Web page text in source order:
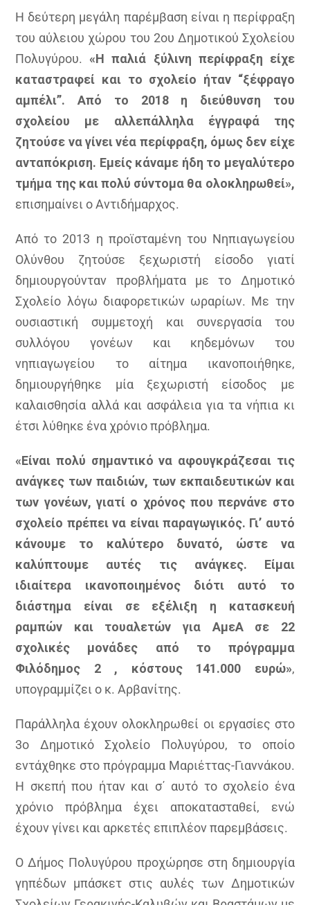
Η δεύτερη μεγάλη παρέμβαση είναι η περίφραξη
του αύλειου χώρου του 2ου Δημοτικού Σχολείου
Πολυγύρου.«Η παλιά ξύλινη περίφραξη είχε
καταστραφεί και το σχολείο ήταν “ξέφραγο
αμπέλι”. Από το 2018 η διεύθυνση του
σχολείου με αλλεπάλληλα έγγραφά της
ζητούσε να γίνει νέα περίφραξη, όμως δεν είχε
ανταπόκριση. Εμείς κάναμε ήδη το μεγαλύτερο
τμήμα της και πολύ σύντομα θα ολοκληρωθεί»,
επισημαίνει ο Αντιδήμαρχος.
Από το 2013 η προϊσταμένη του Νηπιαγωγείου
Ολύνθου ζητούσε ξεχωριστή είσοδο γιατί
δημιουργούνταν προβλήματα με το Δημοτικό
Σχολείο λόγω διαφορετικών ωραρίων. Με την
ουσιαστική συμμετοχή και συνεργασία του
συλλόγου γονέων και κηδεμόνων του
νηπιαγωγείου το αίτημα ικανοποιήθηκε,
δημιουργήθηκε μία ξεχωριστή είσοδος με
καλαισθησία αλλά και ασφάλεια για τα νήπια κι
έτσι λύθηκε ένα χρόνιο πρόβλημα.
«Είναι πολύ σημαντικό να αφουγκράζεσαι τις
ανάγκες των παιδιών, των εκπαιδευτικών και
των γονέων, γιατί ο χρόνος που περνάνε στο
σχολείο πρέπει να είναι παραγωγικός. Γι’ αυτό
κάνουμε το καλύτερο δυνατό, ώστε να
καλύπτουμε αυτές τις ανάγκες. Είμαι
ιδιαίτερα ικανοποιημένος διότι αυτό το
διάστημα είναι σε εξέλιξη η κατασκευή
ραμπών και τουαλετών για ΑμεΑ σε 22
σχολικές μονάδες από το πρόγραμμα
Φιλόδημος 2 , κόστους 141.000 ευρώ»,
υπογραμμίζει ο κ. Αρβανίτης.
Παράλληλα έχουν ολοκληρωθεί οι εργασίες στο
3ο Δημοτικό Σχολείο Πολυγύρου, το οποίο
εντάχθηκε στο πρόγραμμα Μαριέττας-Γιαννάκου.
Η σκεπή που ήταν και σ΄ αυτό το σχολείο ένα
χρόνιο πρόβλημα έχει αποκατασταθεί, ενώ
έχουν γίνει και αρκετές επιπλέον παρεμβάσεις.
Ο Δήμος Πολυγύρου προχώρησε στη δημιουργία
γηπέδων μπάσκετ στις αυλές των Δημοτικών